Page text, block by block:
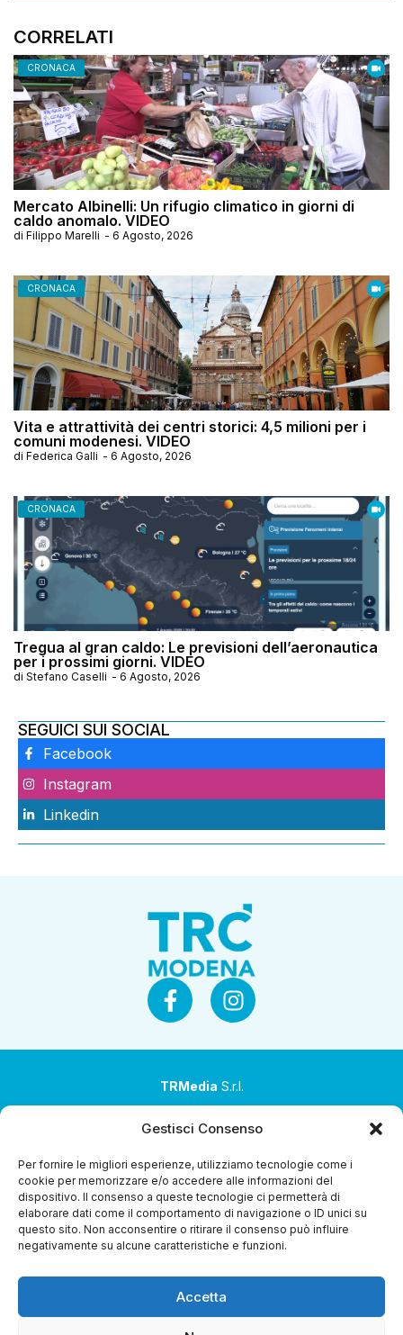
Gestisci Consenso
Per fornire le migliori esperienze, utilizziamo tecnologie come i
cookie per memorizzare e/o accedere alle informazioni del
dispositivo. Il consenso a queste tecnologie ci permetterà di
elaborare dati come il comportamento di navigazione o ID unici su
questo sito. Non acconsentire o ritirare il consenso può influire
negativamente su alcune caratteristiche e funzioni.
Accetta
CORRELATI
CRONACA
Mercato Albinelli: Un rifugio climatico in giorni di
caldo anomalo. VIDEO
di Filippo Marelli - 6 Agosto, 2026
CRONACA
Vita e attrattività dei centri storici: 4,5 milioni per i
comuni modenesi. VIDEO
di Federica Galli - 6 Agosto, 2026
CRONACA
Tregua al gran caldo: Le previsioni dell’aeronautica
per i prossimi giorni. VIDEO
di Stefano Caselli - 6 Agosto, 2026
SEGUICI SUI SOCIAL
Facebook
Instagram
Linkedin
TRMedia S.r.l.
coordinamento da parte di Coop Alleanza 3.0 Soc. Coop.
Sede legale: via Ragazzi del ’99 nr. 51 42124 Reggio Emilia
(RE)
P.Iva 00651840365
Home i Programmi Diretta Streaming Guida TV
Chi